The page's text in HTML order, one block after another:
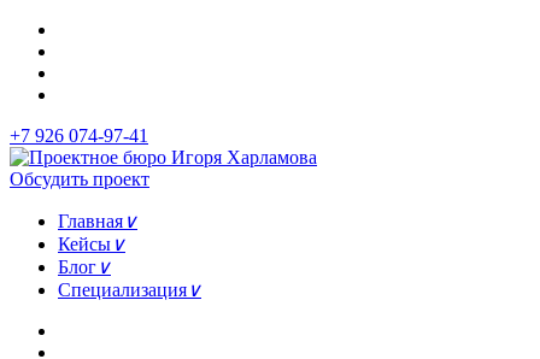
+7 926 074-97-41
Обсудить проект
Главная ∨
Кейсы ∨
Блог ∨
Специализация ∨